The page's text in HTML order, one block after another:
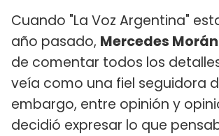
Cuando "La Voz Argentina"
año pasado, Mercedes Morán
de comentar todos los
veía como una fiel seguidora
embargo, entre opinión y
decidió expresar lo que